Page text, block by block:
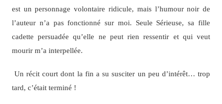
est un personnage volontaire ridicule, mais l’humour noir de
l’auteur n’a pas fonctionné sur moi. Seule Sérieuse, sa fille
cadette persuadée qu’elle ne peut rien ressentir et qui veut
mourir m’a interpellée.
Un récit court dont la fin a su susciter un peu d’intérêt… trop
tard, c’était terminé !